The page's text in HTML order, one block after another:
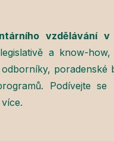
vzdělávání v
a know-
poradenské
Podívejte se